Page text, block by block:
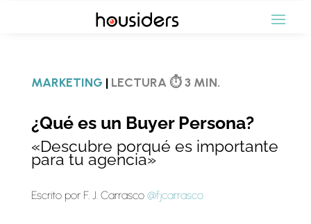
MARKETING | LECTURA ⏱ 3 MIN.
¿Qué es un Buyer Persona?
«Descubre porqué es importante
para tu agencia»
Escrito por F. J. Carrasco @fjcarrasco